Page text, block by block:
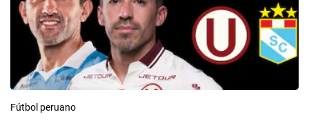
Fútbol peruano